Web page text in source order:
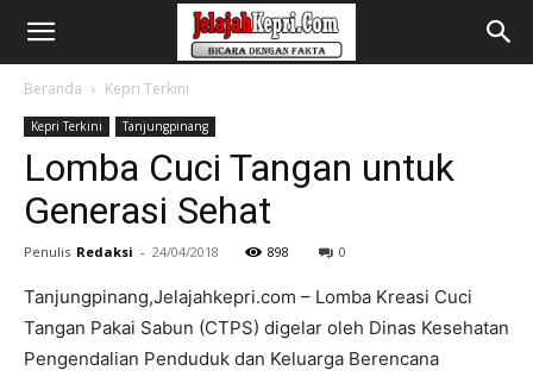
Beranda Kepri Terkini
Kepri Terkini Tanjungpinang
Lomba Cuci Tangan untuk
Generasi Sehat
Penulis Redaksi - 24/04/2018 898 0
Tanjungpinang,Jelajahkepri.com – Lomba Kreasi Cuci
Tangan Pakai Sabun (CTPS) digelar oleh Dinas Kesehatan
Pengendalian Penduduk dan Keluarga Berencana